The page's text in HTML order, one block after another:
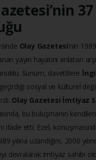
37
Olay Gazetesi’nin
yayın hayatını anlatan
Sunum, davetlilere
sosyal ve kültürel
Olay Gazetesi İmtiyaz
bu buluşmanın
ifade etti. Ezel,
yılına uzandığını, 2000
devralarak imtiyaz sahibi